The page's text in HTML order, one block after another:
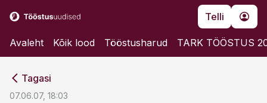
Telli
Avaleht Kõik lood Tööstusharud TARK TÖÖSTUS
Tagasi
07.06.07, 18:03